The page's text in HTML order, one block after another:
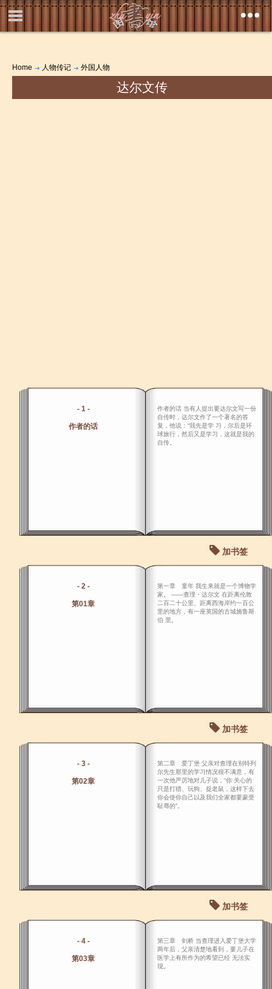
Home 人物传记 外国人物
达尔文传
- 1 -
作者的话
作者的话 当有人提出要达尔文写一份
自传时，达尔文作了一个著名的答
复，他说：“我先是学 习，尔后是环
球旅行，然后又是学习，这就是我的
自传。
加书签
- 2 -
第01章
第一章 童年 我生来就是一个博物学
家。 ――查理・达尔文 在距离伦敦
二百二十公里、距离西海岸约一百公
里的地方，有一座英国的古城施鲁斯
伯 里。
加书签
- 3 -
第02章
第二章 爱丁堡 父亲对查理在别特列
尔先生那里的学习情况很不满意，有
一次他严厉地对儿子说，“你 关心的
只是打猎、玩狗、捉老鼠，这样下去
你会使你自己以及我们全家都要蒙受
耻辱的”。
加书签
- 4 -
第03章
第三章 剑桥 当查理进入爱丁堡大学
两年后，父亲清楚地看到，要儿子在
医学上有所作为的希望已经 无法实
现。